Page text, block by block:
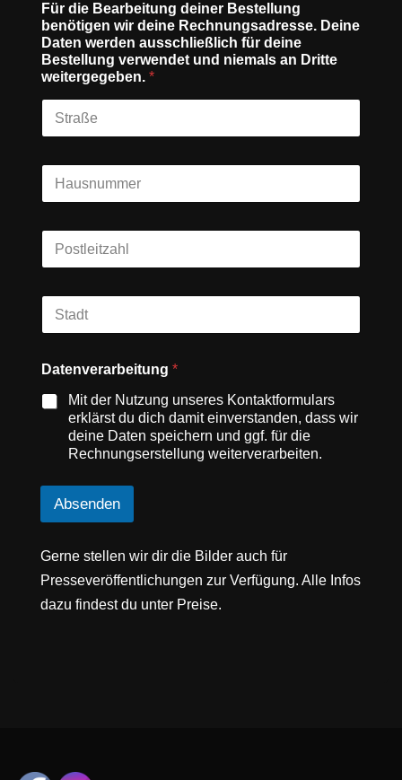
Für die Bearbeitung deiner Bestellung
benötigen wir deine Rechnungsadresse. Deine
Daten werden ausschließlich für deine
Bestellung verwendet und niemals an Dritte
weitergegeben. *
Datenverarbeitung *
Mit der Nutzung unseres Kontaktformulars
erklärst du dich damit einverstanden, dass wir
deine Daten speichern und ggf. für die
Rechnungserstellung weiterverarbeiten.
Absenden
Gerne stellen wir dir die Bilder auch für
Presseveröffentlichungen zur Verfügung. Alle Infos
dazu findest du unter Preise.